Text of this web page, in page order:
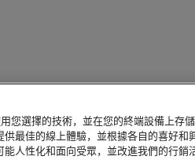
您選擇的技術，並在您的終端設備上存
最佳的線上體驗，並根據各自的喜好和
人性化和面向受眾，並改進我們的行銷